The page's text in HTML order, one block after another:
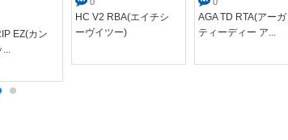
EZ(カン
HC V2 RBA(エイチシ
ーヴイツー)
AGA TD RTA(アーガ
ティーディー ア...